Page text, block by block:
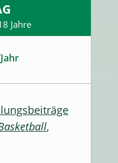
Jahre
Jahr
,